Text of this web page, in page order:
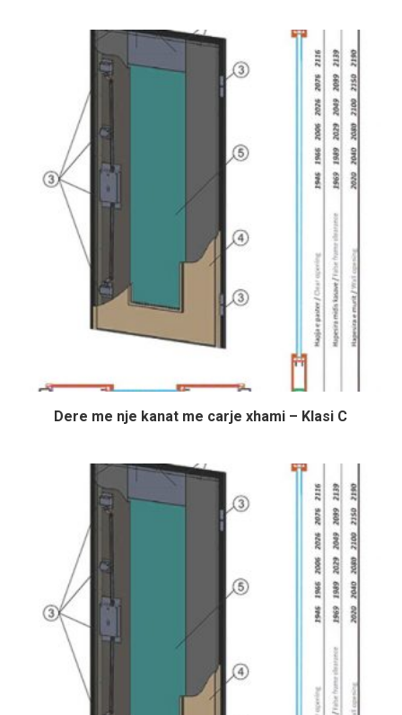
Dere me nje kanat me carje xhami – Klasi C